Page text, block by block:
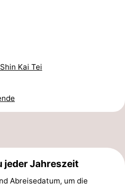
Kai Tei
jeder Jahreszeit
Abreisedatum, um die